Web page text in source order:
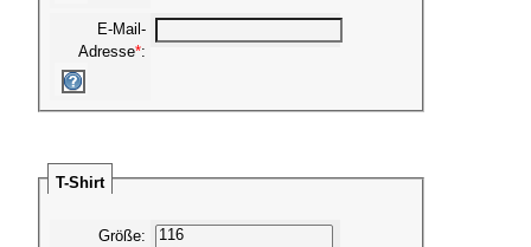
E-Mail-
Adresse*:
T-Shirt
Größe: